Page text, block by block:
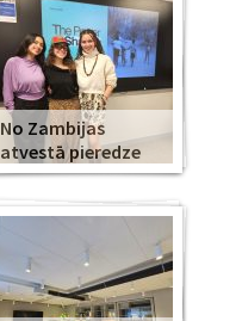
No Zambijas
atvestā pieredze